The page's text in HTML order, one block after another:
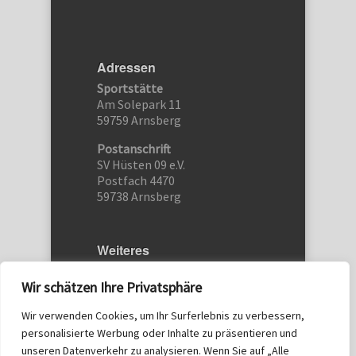
Wir schätzen Ihre Privatsphäre
Wir verwenden Cookies, um Ihr Surferlebnis zu verbessern,
personalisierte Werbung oder Inhalte zu präsentieren und
unseren Datenverkehr zu analysieren. Wenn Sie auf „Alle
Adressen
Sportstätte
Am Solepark 11
59759 Arnsberg
Postanschrift
SV Hüsten 09 e.V.
Postfach 4470
59738 Arnsberg
Weiteres
Kontakt
Datenschutz
Impressum